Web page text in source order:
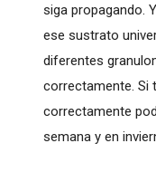
siga propagando.
ese sustrato
diferentes
correctamente. Si
correctamente
semana y en